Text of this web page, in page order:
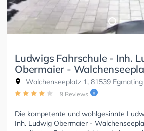
Ludwigs Fahrschule - Inh.
Obermaier -
Walchenseeplatz 1, 81539 Egmating
9 Reviews
Die kompetente und wohlgesinnte
Inh. Ludwig Obermaier -